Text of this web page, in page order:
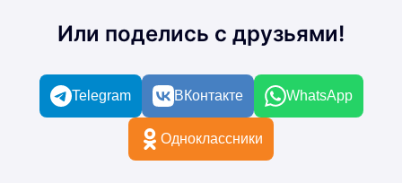
Или поделись с друзьями!
Telegram ВКонтакте WhatsApp
Одноклассники